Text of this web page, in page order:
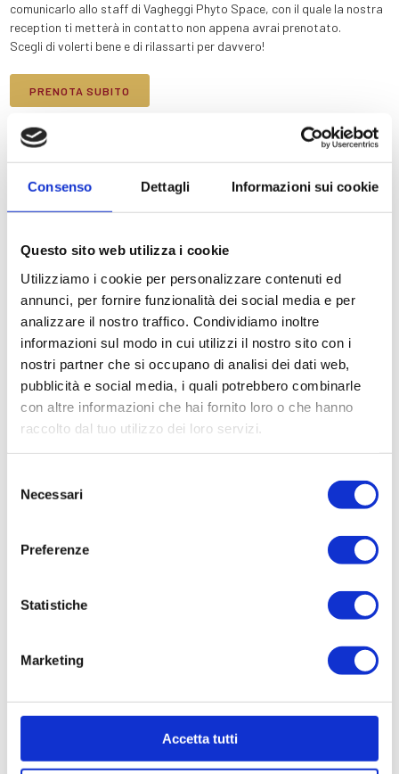
Consenso Dettagli Informazioni sui cookie
Questo sito web utilizza i cookie
Utilizziamo i cookie per personalizzare contenuti ed
annunci, per fornire funzionalità dei social media e per
analizzare il nostro traffico. Condividiamo inoltre
informazioni sul modo in cui utilizzi il nostro sito con i
nostri partner che si occupano di analisi dei dati web,
pubblicità e social media, i quali potrebbero combinarle
con altre informazioni che hai fornito loro o che hanno
raccolto dal tuo utilizzo dei loro servizi.
delNecessari
Preferenze
Statistiche
Marketing
Accetta tutti
comunicarlo allo staff di Vagheggi Phyto Space, con il quale la nostra
reception ti metterà in contatto non appena avrai prenotato.
Scegli di volerti bene e di rilassarti per davvero!
PRENOTA SUBITO
LA BIBLIOTECA CAPITOLARE, UN TESORO DA SCOPRIRE
VICINO ALL’HOTEL COLOMBA D’ORO
Poco distante dall'Hotel Colomba d'Oro, accanto al Duomo di
ininterrottamente attiva più antica del mondo, custode di oltre
Storia
Camere
News & Offerte